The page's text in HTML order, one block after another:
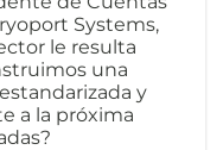
Systems,
le resulta
una
y
a la próxima